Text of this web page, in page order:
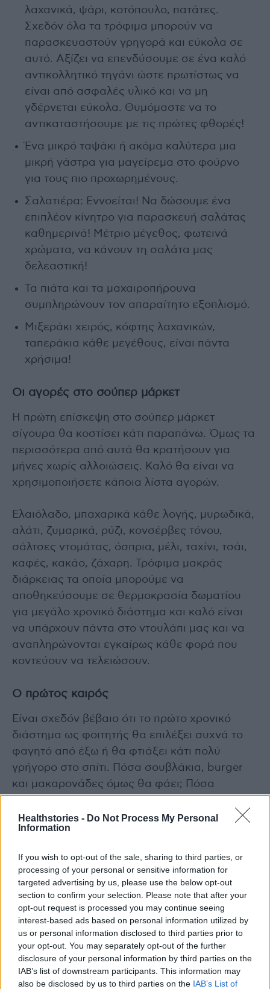
Healthstories - Do Not Process My Personal
Information
If you wish to opt-out of the sale, sharing to third parties, or
processing of your personal or sensitive information for
targeted advertising by us, please use the below opt-out
section to confirm your selection. Please note that after your
opt-out request is processed you may continue seeing
interest-based ads based on personal information utilized by
us or personal information disclosed to third parties prior to
your opt-out. You may separately opt-out of the further
disclosure of your personal information by third parties on the
IAB’s list of downstream participants. This information may
also be disclosed by us to third parties on the IAB’s List of
λαχανικά, ψάρι, κοτόπουλο, πατάτες.
Σχεδόν όλα τα τρόφιμα μπορούν να
παρασκευαστούν γρηγορά και εύκολα σε
αυτό. Αξίζει να επενδύσουμε σε ένα καλό
αντικολλητικό τηγάνι ώστε πρωτίστως να
είναι από ασφαλές υλικό και να μη
γδέρνεται εύκολα. Θυμόμαστε να το
αντικαταστήσουμε με τις πρώτες φθορές!
Ένα μικρό ταψάκι ή ακόμα καλύτερα μια
μικρή γάστρα για μαγείρεμα στο φούρνο
για τους πιο προχωρημένους.
Σαλατιέρα: Εννοείται! Να δώσουμε ένα
επιπλέον κίνητρο για παρασκευή σαλάτας
καθημερινά! Μέτριο μέγεθος, φωτεινά
χρώματα, να κάνουν τη σαλάτα μας
δελεαστική!
Τα πιάτα και τα μαχαιροπήρουνα
συμπληρώνουν τον απαραίτητο εξοπλισμό.
Μιξεράκι χειρός, κόφτης λαχανικών,
ταπεράκια κάθε μεγέθους, είναι πάντα
χρήσιμα!
Οι αγορές στο σούπερ μάρκετ
Η πρώτη επίσκεψη στο σούπερ μάρκετ
σίγουρα θα κοστίσει κάτι παραπάνω. Όμως τα
περισσότερα από αυτά θα κρατήσουν για
μήνες χωρίς αλλοιώσεις. Καλό θα είναι να
χρησιμοποιήσετε κάποια λίστα αγορών.
Ελαιόλαδο, μπαχαρικά κάθε λογής, μυρωδικά,
αλάτι, ζυμαρικά, ρύζι, κονσέρβες τόνου,
σάλτσες ντομάτας, όσπρια, μέλι, ταχίνι, τσάι,
καφές, κακάο, ζάχαρη. Τρόφιμα μακράς
διάρκειας τα οποία μπορούμε να
αποθηκεύσουμε σε θερμοκρασία δωματίου
για μεγάλο χρονικό διάστημα και καλό είναι
να υπάρχουν πάντα στο ντουλάπι μας και να
αναπληρώνονται εγκαίρως κάθε φορά που
κοντεύουν να τελειώσουν.
Ο πρώτος καιρός
Είναι σχεδόν βέβαιο ότι το πρώτο χρονικό
διάστημα ως φοιτητής θα επιλέξει συχνά το
φαγητό από έξω ή θα φτιάξει κάτι πολύ
γρήγορο στο σπίτι. Πόσα σουβλάκια, burger
και μακαρονάδες όμως θα φάει; Πόσα
αποφασίσει να δοκιμάσει την τύχη του στην
κουζίνα; Καθώς περνάει ο καιρός πιθανότατα
οικονομικότερη επιλογή μπορεί να είναι και
μια ευχάριστη διαδικασία. Με σωστή
οργάνωση στην κουζίνα του φοιτητή και
θέληση όλοι εν δυνάμει μπορούν να
μαγειρέψουν ποικιλία τροφίμων. Άλλωστε ο
χρόνος που δαπανά μέχρι να αποφασίσει τι
θα παραγγείλει και μέχρι να ακουστεί ο ήχος
του κουδουνιού με τη λαχταριστή παραγγελία,